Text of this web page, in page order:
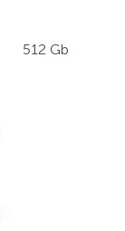
512 Gb